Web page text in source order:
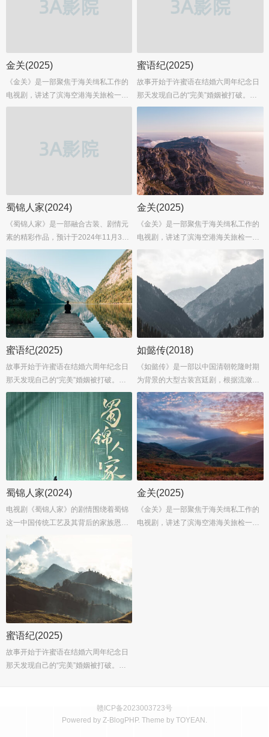
离合故事。...
金关(2025)
《金关》是一部聚焦于海关缉私工作的
电视剧，讲述了滨海空港海关旅检一科
科长郭聪（暂未公布演员）带领其团队
员）、吕晓妍（暂未公布演员）、言柏
业素养和坚定的使命感。...
蜜语纪(2025)
故事开始于许蜜语在结婚六周年纪念日
那天发现自己的“完美”婚姻被打破。她
意识到自己在婚姻中委曲求全、迷失了
自己。与此同时，酒店经理人纪封选择
回到事业的起点——君聿酒店，而一切
归零的许蜜语则从君聿酒店客房保洁做
起。...
蜀锦人家(2024)
《蜀锦人家》是一部融合古装、剧情元
素的精彩作品，预计于2024年11月30
日在中国大陆首播。由刘海波、沈阳和
贲放联合执导，剧本由汪洪、赵眠、薛
会敏和桩桩共同撰写。主演阵容庞大，
汇聚了谭松韵、郑业成、经超、陈小
纭、赵华为、隋俊波、王艺诺、马少
骅、寇振海、海一天以及众多实力派演
员。这部剧以其深厚的文化底蕴和丰富
的人物情感，为观众展现了一段关于传
统工艺、家族恩怨、爱恨情仇与国家命
运交织的动人故事。...
金关(2025)
《金关》是一部聚焦于海关缉私工作的
电视剧，讲述了滨海空港海关旅检一科
科长郭聪（暂未公布演员）带领其团队
在海关一线，与各种走私分子斗智斗勇
的故事。郭聪与队员张瑜（暂未公布演
员）、吕晓妍（暂未公布演员）、言柏
然（暂未公布演员）等关员，坚守在长
约五十米的海关出入境通道内，面对形
形色色的走私案件，展现出了高度的职
蜜语纪(2025)
故事开始于许蜜语在结婚六周年纪念日
那天发现自己的“完美”婚姻被打破。她
意识到自己在婚姻中委曲求全、迷失了
自我，于是决定离婚，重新找回真正的
自己。与此同时，酒店经理人纪封选择
回到事业的起点——君聿酒店，而一切
归零的许蜜语则从君聿酒店客房保洁做
起。...
如懿传(2018)
《如懿传》是一部以中国清朝乾隆时期
为背景的大型古装宫廷剧，根据流潋紫
所著小说改编，讲述了乌拉那拉·如懿与
乾隆皇帝爱新觉罗·弘历之间从青梅竹马
到帝后情深，再到最终渐行渐远的悲欢
离合故事。...
蜀锦人家(2024)
电视剧《蜀锦人家》的剧情围绕着蜀锦
这一中国传统工艺及其背后的家族恩怨
和爱情纠葛展开，讲述了季英英这一角
色的成长历程和她与蜀锦的不解之
缘。...
金关(2025)
《金关》是一部聚焦于海关缉私工作的
电视剧，讲述了滨海空港海关旅检一科
蜜语纪(2025)
故事开始于许蜜语在结婚六周年纪念日
那天发现自己的“完美”婚姻被打破。她
自己。与此同时，酒店经理人纪封选择
回到事业的起点——君聿酒店，而一切
赣ICP备2023003723号
Powered by Z-BlogPHP. Theme by TOYEAN